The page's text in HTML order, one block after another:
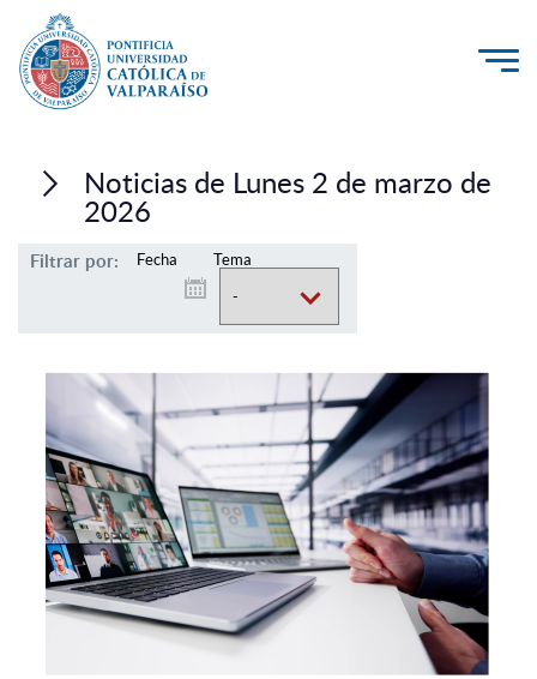
Investigación, Creación e Innovación
Vinculación con el Medio
Admisión
Pregrado
Postgrado
Formación Continua
Estudiantes
Noticias de Lunes 2 de marzo de
2026
Filtrar por: Fecha Tema